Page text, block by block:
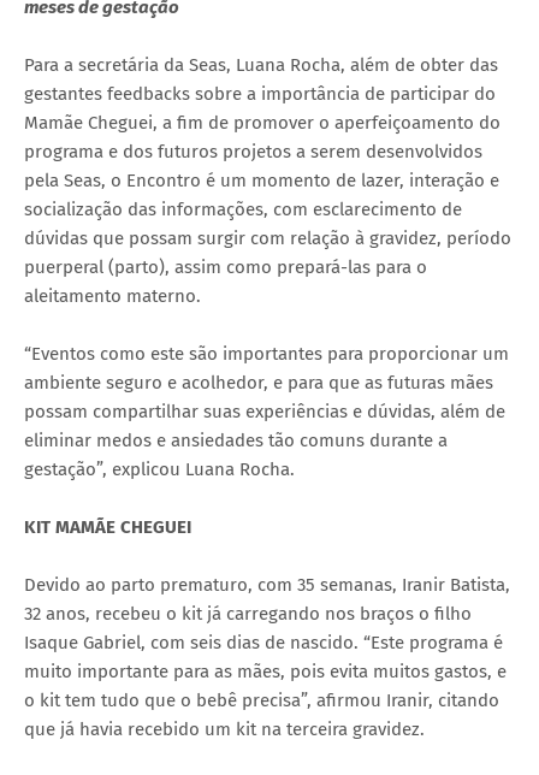
meses de gestação
Para a secretária da Seas, Luana Rocha, além de obter das
gestantes feedbacks sobre a importância de participar do
Mamãe Cheguei, a fim de promover o aperfeiçoamento do
programa e dos futuros projetos a serem desenvolvidos
pela Seas, o Encontro é um momento de lazer, interação e
socialização das informações, com esclarecimento de
dúvidas que possam surgir com relação à gravidez, período
puerperal (parto), assim como prepará-las para o
aleitamento materno.
“Eventos como este são importantes para proporcionar um
ambiente seguro e acolhedor, e para que as futuras mães
possam compartilhar suas experiências e dúvidas, além de
eliminar medos e ansiedades tão comuns durante a
gestação”, explicou Luana Rocha.
KIT MAMÃE CHEGUEI
Devido ao parto prematuro, com 35 semanas, Iranir Batista,
32 anos, recebeu o kit já carregando nos braços o filho
Isaque Gabriel, com seis dias de nascido. “Este programa é
muito importante para as mães, pois evita muitos gastos, e
o kit tem tudo que o bebê precisa”, afirmou Iranir, citando
que já havia recebido um kit na terceira gravidez.